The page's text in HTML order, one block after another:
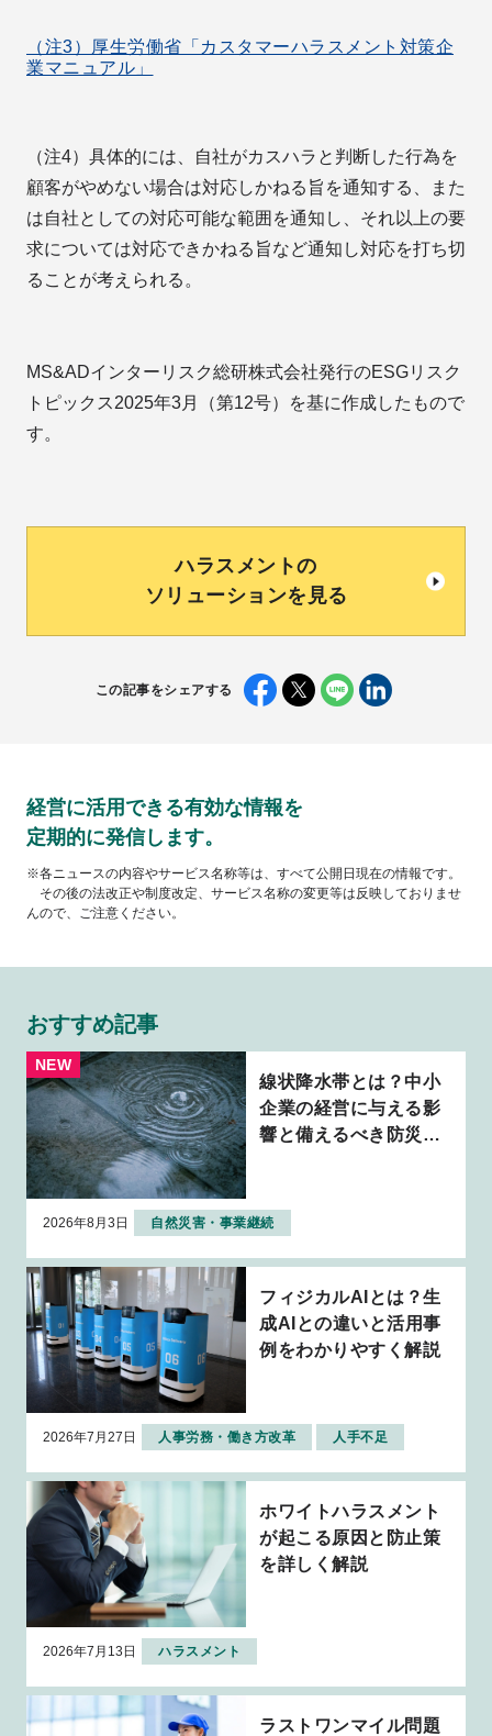
（注3）厚生労働省「カスタマーハラスメント対策企
業マニュアル」
（注4）具体的には、自社がカスハラと判断した行為を
顧客がやめない場合は対応しかねる旨を通知する、また
は自社としての対応可能な範囲を通知し、それ以上の要
求については対応できかねる旨など通知し対応を打ち切
ることが考えられる。
MS&ADインターリスク総研株式会社発行のESGリスク
トピックス2025年3月（第12号）を基に作成したもので
す。
ハラスメントの
ソリューションを見る
この記事をシェアする
経営に活用できる有効な情報を
定期的に発信します。
※各ニュースの内容やサービス名称等は、すべて公開日現在の情報です。
その後の法改正や制度改定、サービス名称の変更等は反映しておりませ
んので、ご注意ください。
おすすめ記事
線状降水帯とは？中小
企業の経営に与える影
響と備えるべき防災・
2026年8月3日 自然災害・事業継続
フィジカルAIとは？生
成AIとの違いと活用事
例をわかりやすく解説
2026年7月27日 人事労務・働き方改革 人手不足
ホワイトハラスメント
が起こる原因と防止策
を詳しく解説
2026年7月13日 ハラスメント
ラストワンマイル問題